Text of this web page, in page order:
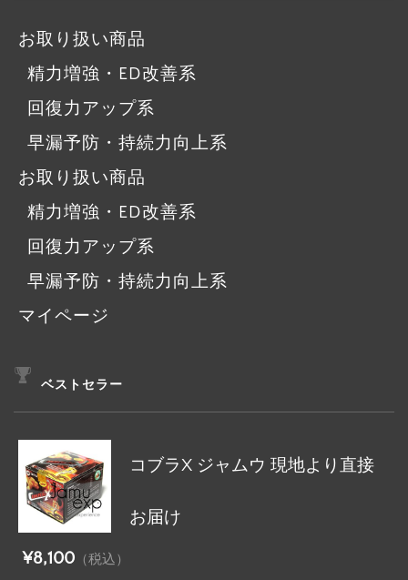
お取り扱い商品
精力増強・ED改善系
回復力アップ系
早漏予防・持続力向上系
お取り扱い商品
精力増強・ED改善系
回復力アップ系
早漏予防・持続力向上系
マイページ
ベストセラー
コブラX ジャムウ 現地より直接
お届け
¥8,100 （税込）